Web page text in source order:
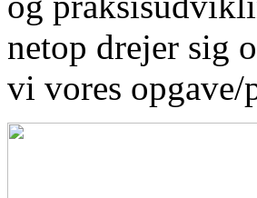
netop drejer sig
vi vores opgave/